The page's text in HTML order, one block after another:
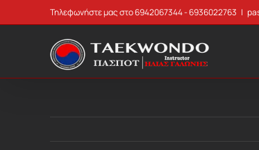
to
Τηλεφωνήστε μας στο 6942067344 - 6936022763 |